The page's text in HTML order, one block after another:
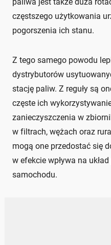
częstszego użytkowania
pogorszenia ich stanu.
Z tego samego powodu
dystrybutorów
stację paliw. Z reguły są
częste ich
zanieczyszczenia w
w filtrach, wężach oraz
mogą one przedostać się
w efekcie wpływa na
samochodu.